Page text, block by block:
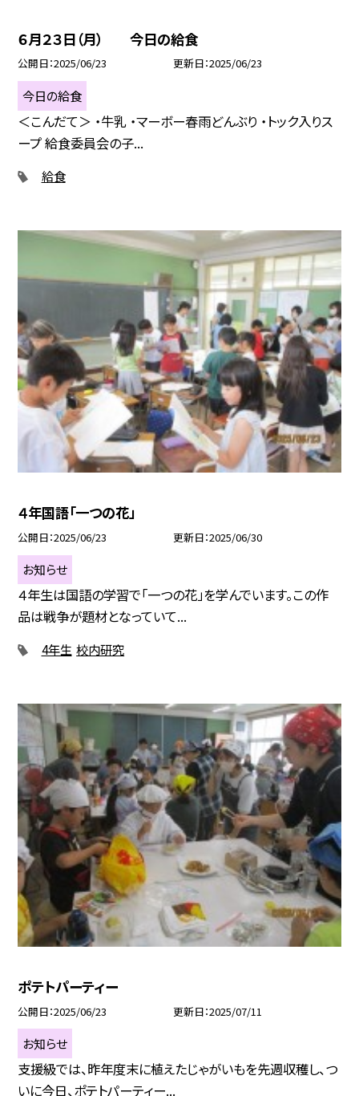
６月２３日（月） 今日の給食
公開日 2025/06/23 更新日 2025/06/23
今日の給食
＜こんだて＞ ・牛乳 ・マーボー春雨どんぶり ・トック入りス
ープ 給食委員会の子...
給食
４年国語「一つの花」
公開日 2025/06/23 更新日 2025/06/30
お知らせ
４年生は国語の学習で「一つの花」を学んでいます。この作
品は戦争が題材となっていて...
4年生 校内研究
ポテトパーティー
公開日 2025/06/23 更新日 2025/07/11
お知らせ
支援級では、昨年度末に植えたじゃがいもを先週収穫し、つ
いに今日、ポテトパーティー...